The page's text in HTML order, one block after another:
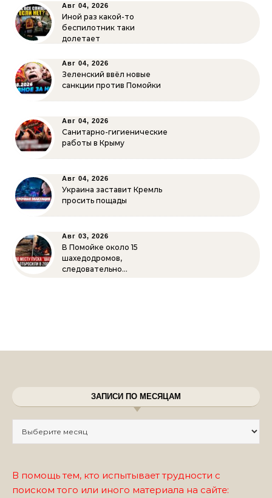
Авг 04, 2026
Иной раз какой-то
беспилотник таки
долетает
Авг 04, 2026
Зеленский ввёл новые
санкции против Помойки
Авг 04, 2026
Санитарно-гигиенические
работы в Крыму
Авг 04, 2026
Украина заставит Кремль
просить пощады
Авг 03, 2026
В Помойке около 15
шахедодромов,
следовательно…
ЗАПИСИ ПО МЕСЯЦАМ
В помощь тем, кто испытывает трудности с
поиском того или иного материала на сайте: